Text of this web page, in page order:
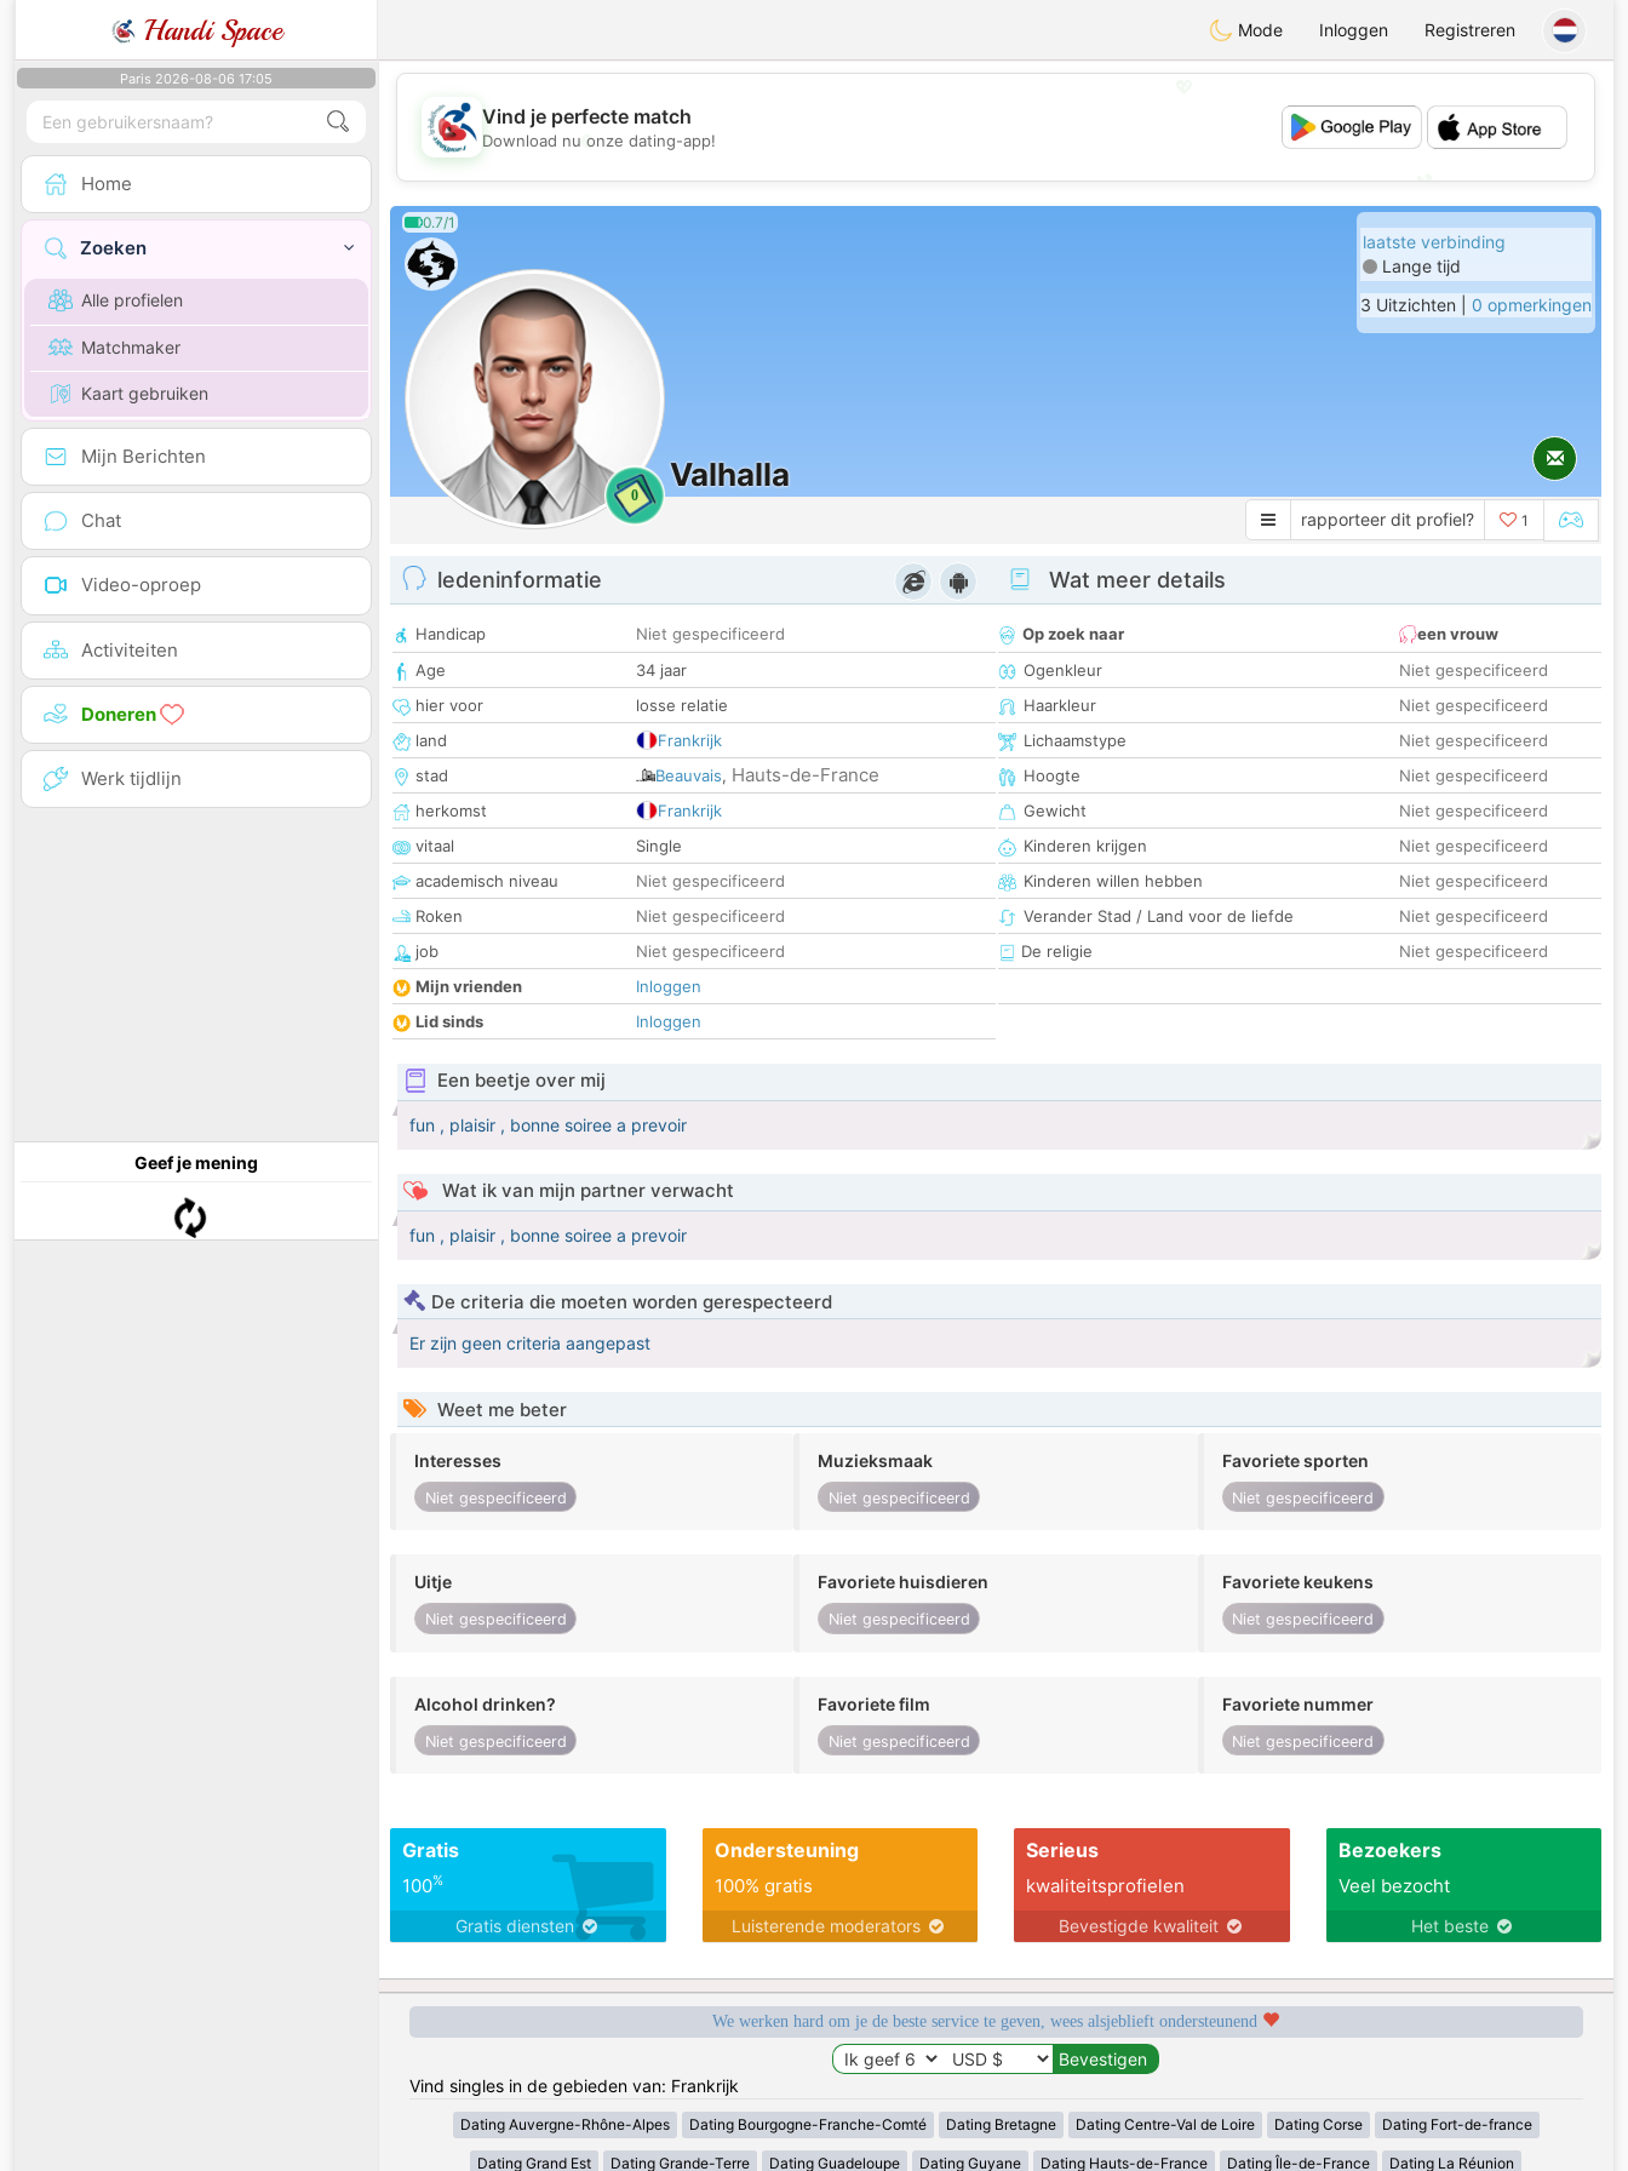
Handi Space Mode Inloggen Registreren
Paris 2026-08-06 17:05
Home
Zoeken
Alle profielen
Matchmaker
Kaart gebruiken
Mijn Berichten
Chat
Video-oproep
Activiteiten
Doneren
Werk tijdlijn
Geef je mening
💖
💕
Vind je perfecte match
Download nu onze dating-app!
0.7/1
0
Valhalla
laatste verbinding
Lange tijd
3 Uitzichten | 0 opmerkingen
rapporteer dit profiel? 1
ledeninformatie
Handicap
Niet gespecificeerd
Age
34 jaar
hier voor
losse relatie
land
Frankrijk
stad
Beauvais, Hauts-de-France
herkomst
Frankrijk
vitaal
Single
academisch niveau
Niet gespecificeerd
Roken
Niet gespecificeerd
job
Niet gespecificeerd
Mijn vrienden
Inloggen
Lid sinds
Inloggen
Wat meer details
Op zoek naar
een vrouw
Ogenkleur
Niet gespecificeerd
Haarkleur
Niet gespecificeerd
Lichaamstype
Niet gespecificeerd
Hoogte
Niet gespecificeerd
Gewicht
Niet gespecificeerd
Kinderen krijgen
Niet gespecificeerd
Kinderen willen hebben
Niet gespecificeerd
Verander Stad / Land voor de liefde
Niet gespecificeerd
De religie
Niet gespecificeerd
Een beetje over mij
fun , plaisir , bonne soiree a prevoir
Wat ik van mijn partner verwacht
fun , plaisir , bonne soiree a prevoir
De criteria die moeten worden gerespecteerd
Er zijn geen criteria aangepast
Weet me beter
Interesses
Niet gespecificeerd
Muzieksmaak
Niet gespecificeerd
Favoriete sporten
Niet gespecificeerd
Uitje
Niet gespecificeerd
Favoriete huisdieren
Niet gespecificeerd
Favoriete keukens
Niet gespecificeerd
Alcohol drinken?
Niet gespecificeerd
Favoriete film
Niet gespecificeerd
Favoriete nummer
Niet gespecificeerd
Gratis
100%
Gratis diensten
Ondersteuning
100% gratis
Luisterende moderators
Serieus
kwaliteitsprofielen
Bevestigde kwaliteit
Bezoekers
Veel bezocht
Het beste
We werken hard om je de beste service te geven, wees alsjeblieft ondersteunend
Vind singles in de gebieden van: Frankrijk
Dating Auvergne-Rhône-Alpes Dating Bourgogne-Franche-Comté Dating Bretagne Dating Centre-Val de Loire Dating Corse Dating Fort-de-france
Dating Grand Est Dating Grande-Terre Dating Guadeloupe Dating Guyane Dating Hauts-de-France Dating Île-de-France Dating La Réunion